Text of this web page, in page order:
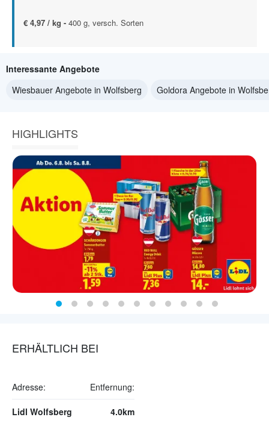
€ 4,97 / kg - 400 g, versch. Sorten
Interessante Angebote
Wiesbauer Angebote in Wolfsberg
Goldora Angebote in
HIGHLIGHTS
ERHÄLTLICH BEI
Adresse: Entfernung:
Lidl Wolfsberg 4.0km